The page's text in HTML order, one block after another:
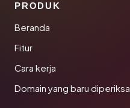
PRODUK
Beranda
Fitur
Cara kerja
Domain yang baru diperiksa